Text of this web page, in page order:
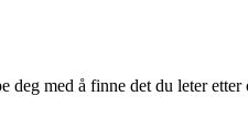
med å finne det du leter etter